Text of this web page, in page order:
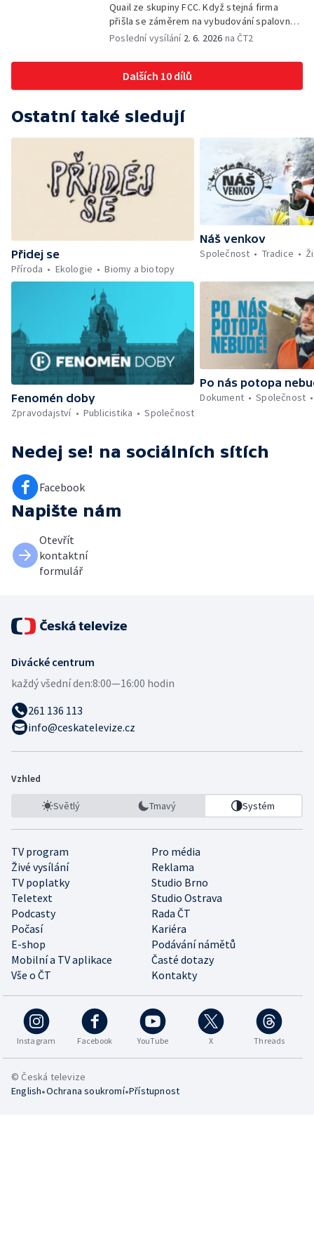
Quail ze skupiny FCC. Když stejná firma
přišla se záměrem na vybudování spalovny
nebezpečných odpadů, okolní obce se
zkušenosti s dosavadním provozem i kauza
rekultivace odkališť v Mydlovarech.
Poslední vysílání 2. 6. 2026 na ČT2
Dalších 10 dílů
Ostatní také sledují
Přidej se
Příroda
Ekologie Biomy a biotopy
Náš venkov
Společnost
Tradice
Fenomén doby
Zpravodajství
Publicistika Společnost
Po nás potopa
Dokument
Společnost
Nedej se! na sociálních sítích
Facebook
Napište nám
Otevřít
kontaktní
formulář
Divácké centrum
každý všední den:8:00—16:00 hodin
261 136 113
info@ceskatelevize.cz
Vzhled
Světlý Tmavý Systém
TV program
Pro média
Živé vysílání
Reklama
TV poplatky
Studio Brno
Teletext
Studio Ostrava
Podcasty
Rada ČT
Počasí
Kariéra
E-shop
Podávání námětů
Mobilní a TV aplikace
Časté dotazy
Vše o ČT
Kontakty
Instagram Facebook YouTube X Threads
© Česká televize
English•Ochrana soukromí•Přístupnost